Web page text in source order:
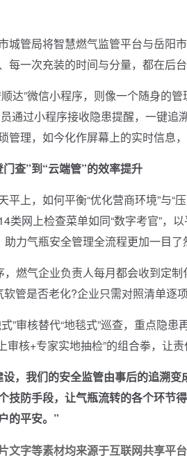
管局将智慧燃气监管平台与岳阳
每一次充装的时间与分量，都在后
达”微信小程序，则像一个随身的
通过小程序接收隐患提醒，一键追
管理，如今化作屏幕上的实时信息
查”到“云端管”的效率提升
上，如何平衡“优化营商环境”与“
网上检查菜单如同“数字考官”，
助力气瓶安全管理全流程更加一目了
，燃气企业负责人每月都会收到定
管是否老化?企业只需对照清单逐
审核替代“地毯式”巡查，重点隐患
审核+专家实地抽检”的组合拳，让
，我们的安全监管由事后的追溯
技防手段，让气瓶流转的各个环节
的平安。”
文字等素材均来源于互联网共享平